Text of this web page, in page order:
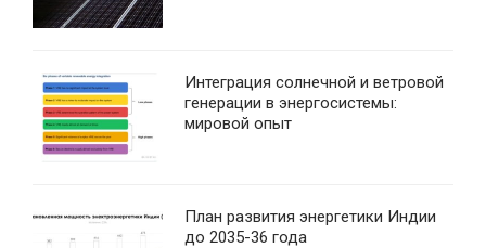
Интеграция солнечной и ветровой
генерации в энергосистемы:
мировой опыт
План развития энергетики Индии
до 2035-36 года